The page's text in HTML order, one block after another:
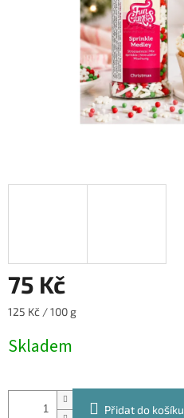
75 Kč
Měrná
125 Kč / 100 g
Skladem
Přidat do košíku